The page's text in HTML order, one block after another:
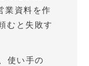
業資料を作
むと失敗す
使い手の